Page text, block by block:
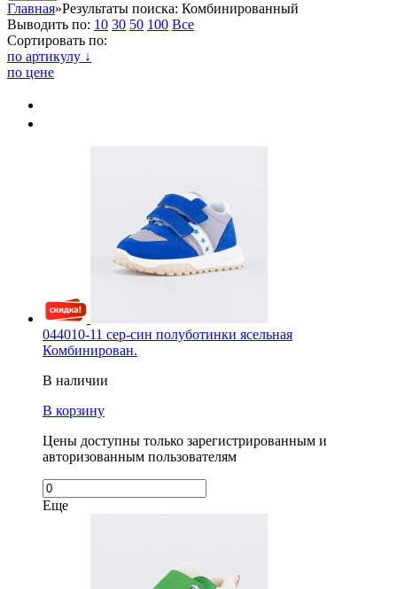
Главная»Результаты поиска: Комбинированный
Выводить по: 10 30 50 100 Все
Сортировать по:
по артикулу ↓
по цене
044010-11 сер-син полуботинки ясельная
Комбинирован.
В наличии
В корзину
Цены доступны только зарегистрированным и
авторизованным пользователям
Еще